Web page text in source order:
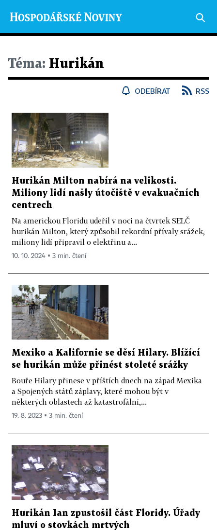
Téma: Hurikán
ODEBÍRAT RSS
Hurikán Milton nabírá na velikosti.
Miliony lidí našly útočiště v evakuačních
centrech
Na americkou Floridu udeřil v noci na čtvrtek SELČ
hurikán Milton, který způsobil rekordní přívaly srážek,
miliony lidí připravil o elektřinu a...
10. 10. 2024 ▪ 3 min. čtení
Mexiko a Kalifornie se děsí Hilary. Blížící
se hurikán může přinést stoleté srážky
Bouře Hilary přinese v příštích dnech na západ Mexika
a Spojených států záplavy, které mohou být v
některých oblastech až katastrofální,...
19. 8. 2023 ▪ 3 min. čtení
Hurikán Ian zpustošil část Floridy. Úřady
mluví o stovkách mrtvých